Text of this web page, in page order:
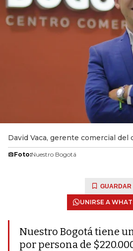
David Vaca, gerente comercial del
Foto:Nuestro Bogotá
GUARDAR
UNIRSE A
Nuestro Bogotá tiene
por persona de